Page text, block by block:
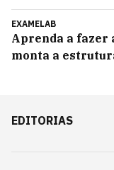
EXAMELAB
Aprenda a fazer
monta a
EDITORIAS